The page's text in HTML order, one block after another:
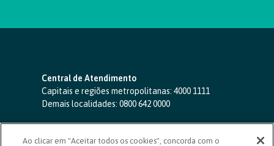
Central de Atendimento
Capitais e regiões metropolitanas: 4000 1111
Demais localidades: 0800 642 0000
SAC 24 horas-0800 724 4420
Ao clicar em "Aceitar todos os cookies", concorda com o